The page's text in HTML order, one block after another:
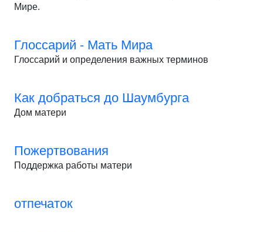
Мире.
Глоссарий - Мать Мира
Глоссарий и определения важных терминов
Как добраться до Шаумбурга
Дом матери
Пожертвования
Поддержка работы матери
отпечаток